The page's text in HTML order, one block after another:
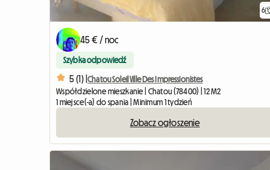
6
45 € / noc
Szybka odpowiedź
5 (1) |Chatou Soleil Ville Des Impressionistes
Współdzielone mieszkanie | Chatou (78400) | 12 M2
1 miejsce(-a) do spania | Minimum 1 tydzień
Zobacz ogłoszenie